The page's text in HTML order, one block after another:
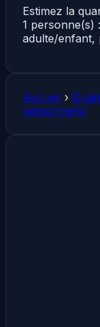
Estimez la
1 personne(s)
adulte/enfant,
Accueil ›
personne(s)